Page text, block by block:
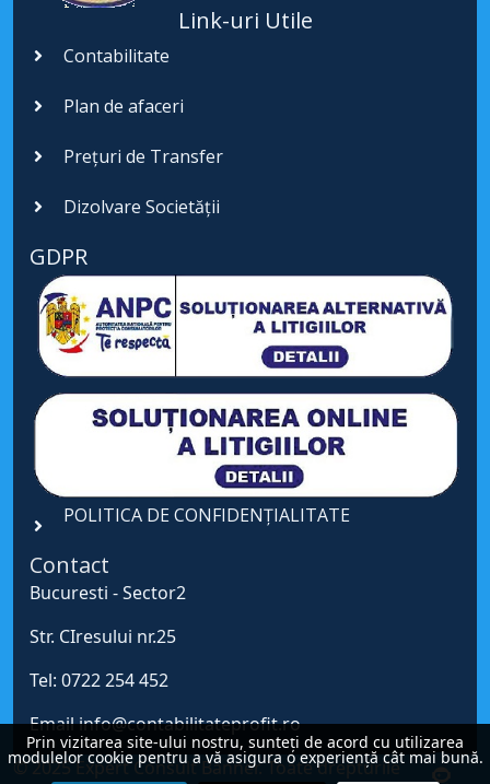
Link-uri Utile
Contabilitate
Plan de afaceri
Prețuri de Transfer
Dizolvare Societății
GDPR
POLITICA DE CONFIDENȚIALITATE
Contact
Bucuresti - Sector2
Str. CIresului nr.25
Tel: 0722 254 452
Email info@contabilitateprofit.ro
© 2025 Expert Consult Banner. Toate drepturile
Prin vizitarea site-ului nostru, sunteți de acord cu utilizarea
modulelor cookie pentru a vă asigura o experiență cât mai bună.